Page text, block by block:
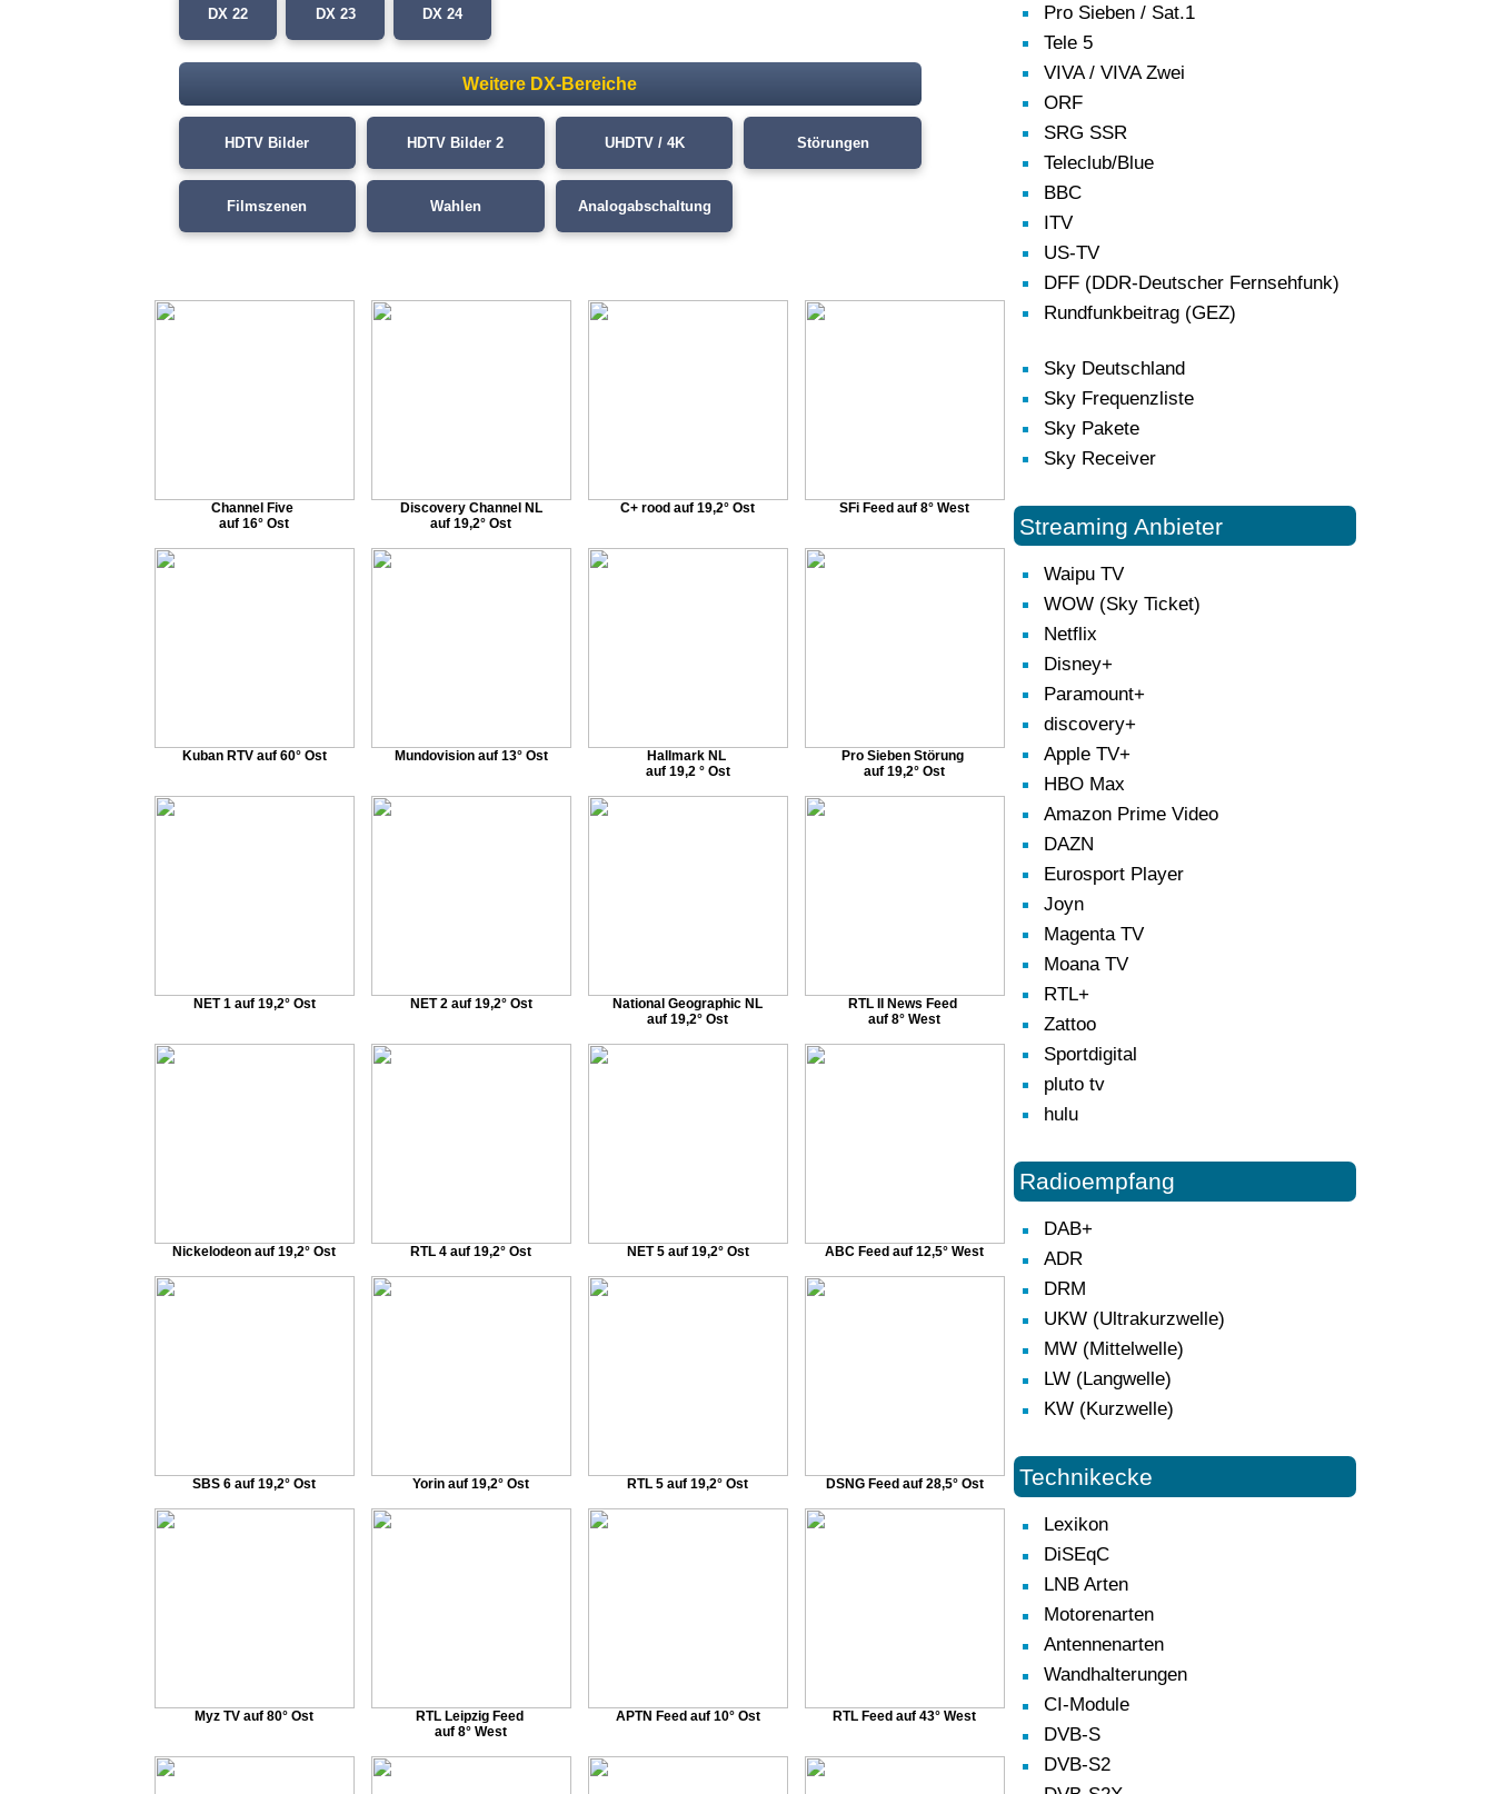
DX 22 DX 23 DX 24
Weitere DX-Bereiche
HDTV Bilder HDTV Bilder 2 UHDTV / 4K Störungen
Filmszenen Wahlen Analogabschaltung
Channel Five
auf 16° Ost
Discovery Channel NL
auf 19,2° Ost
C+ rood auf 19,2° Ost SFi Feed auf 8° West
Kuban RTV auf 60° Ost Mundovision auf 13° Ost
Hallmark NL
auf 19,2 ° Ost
Pro Sieben Störung
auf 19,2° Ost
NET 1 auf 19,2° Ost NET 2 auf 19,2° Ost
National Geographic NL
auf 19,2° Ost
RTL II News Feed
auf 8° West
Nickelodeon auf 19,2° Ost RTL 4 auf 19,2° Ost NET 5 auf 19,2° Ost ABC Feed auf 12,5° West
SBS 6 auf 19,2° Ost Yorin auf 19,2° Ost RTL 5 auf 19,2° Ost DSNG Feed auf 28,5° Ost
Myz TV auf 80° Ost
RTL Leipzig Feed
auf 8° West
APTN Feed auf 10° Ost RTL Feed auf 43° West
Pro Sieben / Sat.1
Tele 5
VIVA / VIVA Zwei
ORF
SRG SSR
Teleclub/Blue
BBC
ITV
US-TV
DFF (DDR-Deutscher Fernsehfunk)
Rundfunkbeitrag (GEZ)
Sky Deutschland
Sky Frequenzliste
Sky Pakete
Sky Receiver
Streaming Anbieter
Waipu TV
WOW (Sky Ticket)
Netflix
Disney+
Paramount+
discovery+
Apple TV+
HBO Max
Amazon Prime Video
DAZN
Eurosport Player
Joyn
Magenta TV
Moana TV
RTL+
Zattoo
Sportdigital
pluto tv
hulu
Radioempfang
DAB+
ADR
DRM
UKW (Ultrakurzwelle)
MW (Mittelwelle)
LW (Langwelle)
KW (Kurzwelle)
Technikecke
Lexikon
DiSEqC
LNB Arten
Motorenarten
Antennenarten
Wandhalterungen
CI-Module
DVB-S
DVB-S2